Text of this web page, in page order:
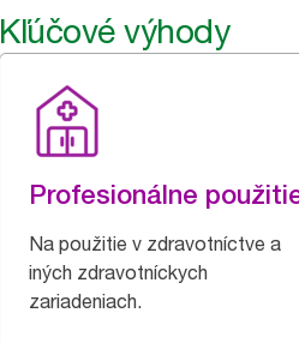
Kľúčové výhody
Profesionálne
Na použitie v zdravotníctve a
iných zdravotníckych
zariadeniach.